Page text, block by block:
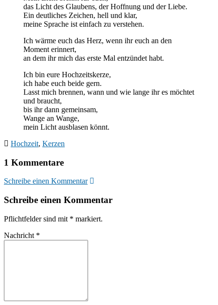
das Licht des Glaubens, der Hoffnung und der Liebe.
Ein deutliches Zeichen, hell und klar,
meine Sprache ist einfach zu verstehen.
Ich wärme euch das Herz, wenn ihr euch an den
Moment erinnert,
an dem ihr mich das erste Mal entzündet habt.
Ich bin eure Hochzeitskerze,
ich habe euch beide gern.
Lasst mich brennen, wann und wie lange ihr es möchtet
und braucht,
bis ihr dann gemeinsam,
Wange an Wange,
mein Licht ausblasen könnt.
Hochzeit, Kerzen
1 Kommentare
Schreibe einen Kommentar
Schreibe einen Kommentar
Pflichtfelder sind mit * markiert.
Nachricht *